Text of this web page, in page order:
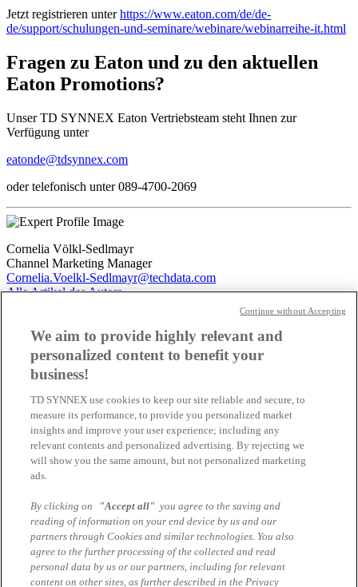
Jetzt registrieren unterhttps://www.eaton.com/de/de-
de/support/schulungen-und-seminare/webinare/webinarreihe-it.html
Fragen zu Eaton und zu den aktuellen
Eaton Promotions?
Unser TD SYNNEX Eaton Vertriebsteam steht Ihnen zur
Verfügung unter
eatonde@tdsynnex.com
oder telefonisch unter 089-4700-2069
Cornelia Völkl-Sedlmayr
Channel Marketing Manager
Cornelia.Voelkl-Sedlmayr@techdata.com
Alle Artikel des Autors
Das könnte Sie auch interessieren
Vertiv Top Choice Produkte des Monats
Vertiv TopChoice Promotion bei TD SYNNEX –
Monatlich attraktive Angebote für Ihre
IT‑Infrastruktur
NETGEAR AV-Lösungen
over-IP-Projekte von NETGEAR
Vertiv Top Choice Produkte des Monats
Vertiv TopChoice Promotion bei TD SYNNEX –
We aim to provide highly relevant and
personalized content to benefit your
business!
TD SYNNEX use cookies to keep our site reliable and secure, to
measure its performance, to provide you personalized market
insights and improve your user experience; including any
relevant contents and personalized advertising. By rejecting we
will show you the same amount, but not personalized marketing
ads.
By clicking on "Accept all" you agree to the saving and
reading of information on your end device by us and our
partners through Cookies and similar technologies. You also
agree to the further processing of the collected and read
personal data by us or our partners, including for relevant
content on other sites, as further described in the Privacy
Continue without Accepting